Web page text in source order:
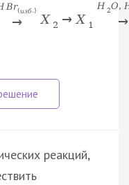
Br(изб. )
→ X 2 → X 1
H 2O,
→
реакций,